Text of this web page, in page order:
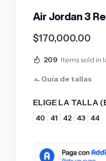
Air Jordan 3
$170,000.00
209 Items sold in
Guía de tallas
ELIGE LA TALLA
40 41 42 43 44